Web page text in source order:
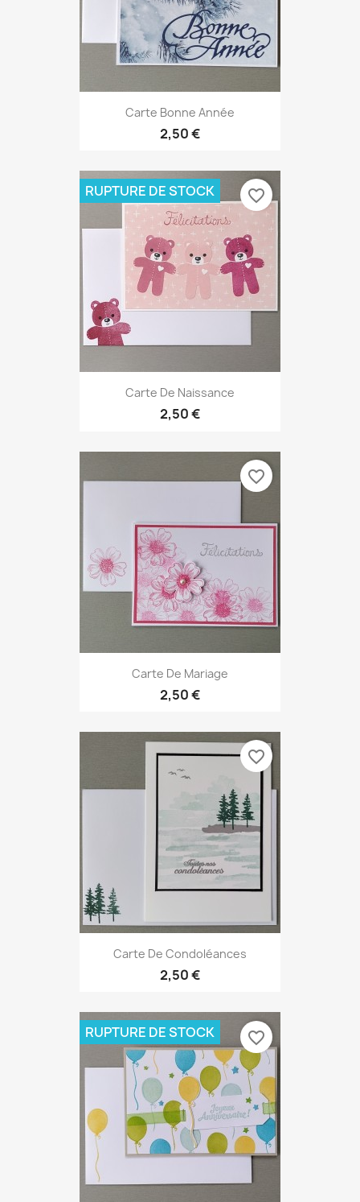
Carte Bonne Année
2,50 €
Carte De Naissance
2,50 €
RUPTURE DE STOCK favorite_border
Carte De Mariage
2,50 €
favorite_border
Carte De Condoléances
2,50 €
favorite_border
RUPTURE DE STOCK favorite_border